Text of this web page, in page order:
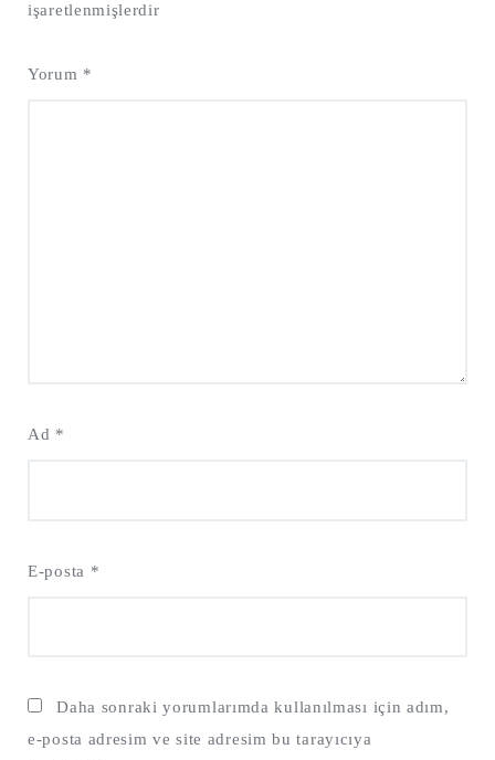
işaretlenmişlerdir
Yorum *
Ad *
E-posta *
Daha sonraki yorumlarımda kullanılması için adım,
e-posta adresim ve site adresim bu tarayıcıya